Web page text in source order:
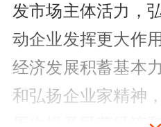
发市场主体活力，
动企业发挥更大作
经济发展积蓄基本
和弘扬企业家精神